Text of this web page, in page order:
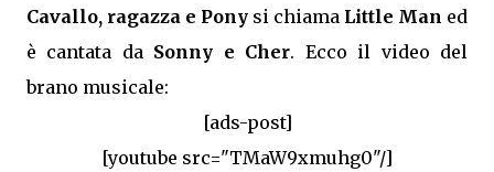
Cavallo, ragazza e Pony si chiama Little Man ed
è cantata da Sonny e Cher. Ecco il video del
brano musicale:
[ads-post]
[youtube src="TMaW9xmuhg0"/]